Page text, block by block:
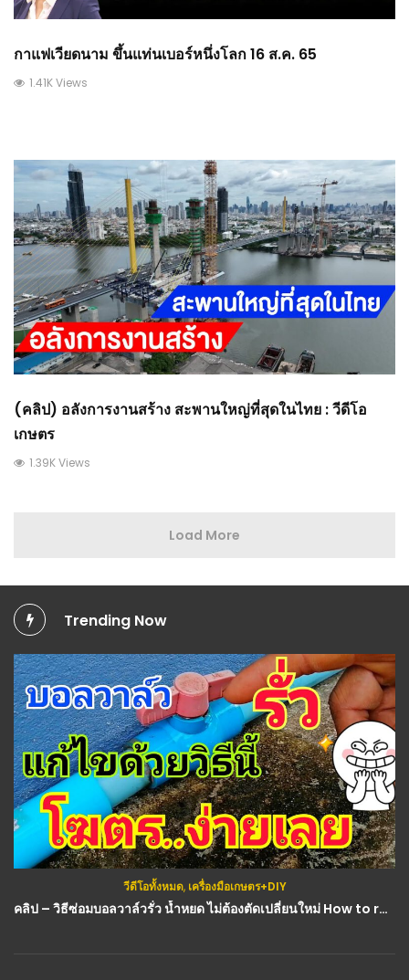
กาแฟเวียดนาม ขึ้นแท่นเบอร์หนึ่งโลก 16 ส.ค. 65
1.41K Views
(คลิป) อลังการงานสร้าง สะพานใหญ่ที่สุดในไทย : วีดีโอ
เกษตร
1.39K Views
Load More
Trending Now
วีดีโอทั้งหมด, เครื่องมือเกษตร+DIY
คลิป – วิธีซ่อมบอลวาล์วรั่ว​ น้ำหยด​ ไม่ต้องตัดเปลี่ยนใหม่​ How to repair ball valves : วิดีโอ เกษตร
กสิกรรม(พืช),วีดีโอทั้งหมด
(คลิป) วิธีชำมะกรูดด้วยยอด ทำง่าย ติดรากเยอะใช้เวลาไม่นาน : วีดีโอ เกษตร